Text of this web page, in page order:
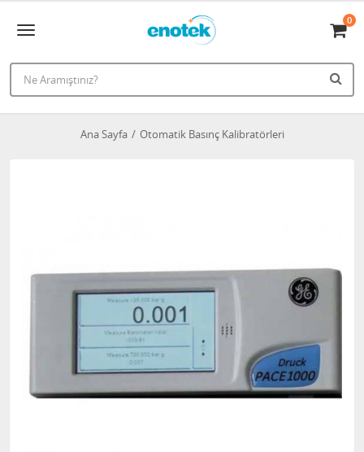
0
Ana Sayfa Otomatik Basınç Kalibratörleri